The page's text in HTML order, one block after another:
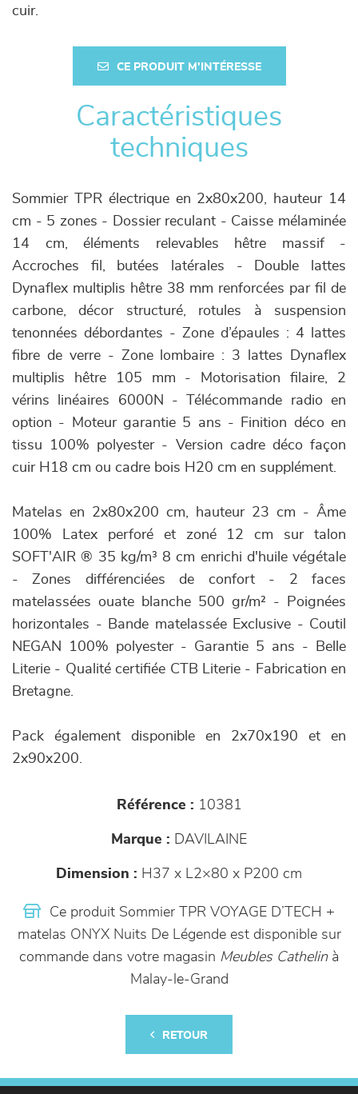
cuir.
CE PRODUIT M'INTÉRESSE
Caractéristiques
techniques
Sommier TPR électrique en 2x80x200, hauteur 14
cm - 5 zones - Dossier reculant - Caisse mélaminée
14 cm, éléments relevables hêtre massif -
Accroches fil, butées latérales - Double lattes
Dynaflex multiplis hêtre 38 mm renforcées par fil de
carbone, décor structuré, rotules à suspension
tenonnées débordantes - Zone d’épaules : 4 lattes
fibre de verre - Zone lombaire : 3 lattes Dynaflex
multiplis hêtre 105 mm - Motorisation filaire, 2
vérins linéaires 6000N - Télécommande radio en
option - Moteur garantie 5 ans - Finition déco en
tissu 100% polyester - Version cadre déco façon
cuir H18 cm ou cadre bois H20 cm en supplément.
Matelas en 2x80x200 cm, hauteur 23 cm - Âme
100% Latex perforé et zoné 12 cm sur talon
SOFT'AIR ® 35 kg/m³ 8 cm enrichi d'huile végétale
- Zones différenciées de confort - 2 faces
matelassées ouate blanche 500 gr/m² - Poignées
horizontales - Bande matelassée Exclusive - Coutil
NEGAN 100% polyester - Garantie 5 ans - Belle
Literie - Qualité certifiée CTB Literie - Fabrication en
Bretagne.
Pack également disponible en 2x70x190 et en
2x90x200.
Référence : 10381
Marque : DAVILAINE
Dimension : H37 x L2×80 x P200 cm
Ce produit Sommier TPR VOYAGE D’TECH +
matelas ONYX Nuits De Légende est disponible sur
commande dans votre magasin Meubles Cathelinà
Malay-le-Grand
RETOUR